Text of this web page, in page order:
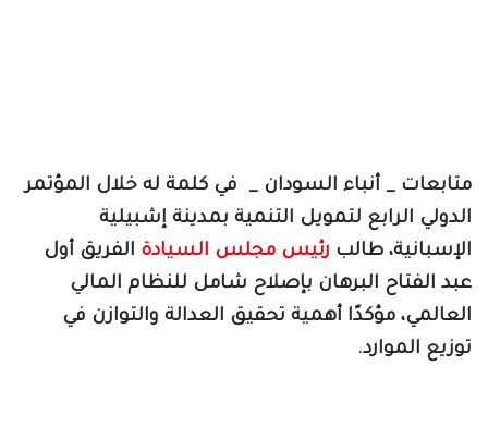
متابعات _ أنباء السودان _ في كلمة له خلال المؤتمر
الدولي الرابع لتمويل التنمية بمدينة إشبيلية
الإسبانية، طالب رئيس مجلس السيادة الفريق أول
عبد الفتاح البرهان بإصلاح شامل للنظام المالي
العالمي، مؤكدًا أهمية تحقيق العدالة والتوازن في
توزيع الموارد.